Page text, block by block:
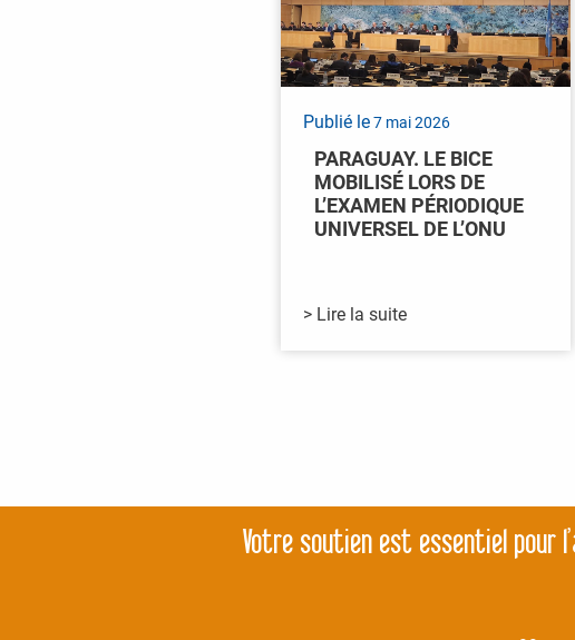
Publié le7 mai 2026
PARAGUAY. LE BICE
MOBILISÉ LORS DE
L’EXAMEN PÉRIODIQUE
UNIVERSEL DE L’ONU
> Lire la suite
Votre soutien est essentiel pour